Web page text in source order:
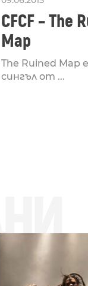
CFCF – The
Map
The Ruined Map
сингъл от ...